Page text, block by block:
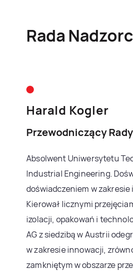
Rada
Harald Kogler
Przewodniczący
Absolwent Uniwersytetu
Industrial Engineering.
doświadczeniem w
Kierował licznymi
izolacji, opakowań i
AG z siedzibą w Austrii
w zakresie innowacji,
zamkniętym w obszarze